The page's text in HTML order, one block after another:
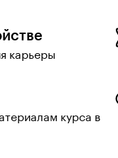
карьеры
курса в